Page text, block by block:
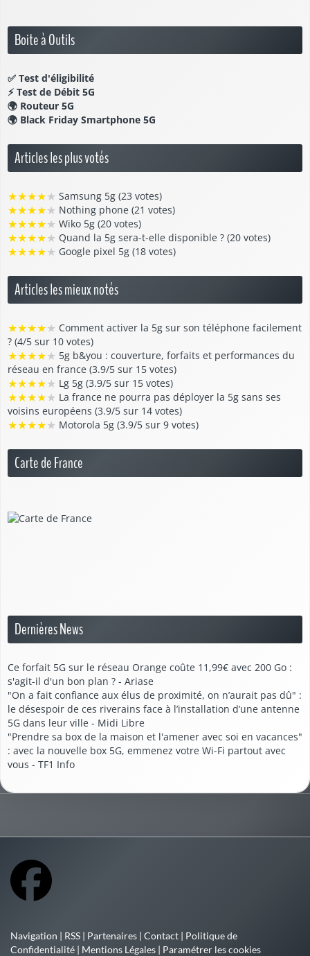
Boite à Outils
✅ Test d'éligibilité
⚡ Test de Débit 5G
🌍 Routeur 5G
🌍 Black Friday Smartphone 5G
Articles les plus votés
★★★★★ Samsung 5g (23 votes)
★★★★★ Nothing phone (21 votes)
★★★★★ Wiko 5g (20 votes)
★★★★★ Quand la 5g sera-t-elle disponible ? (20 votes)
★★★★★ Google pixel 5g (18 votes)
Articles les mieux notés
★★★★★ Comment activer la 5g sur son téléphone facilement
? (4/5 sur 10 votes)
★★★★★ 5g b&you : couverture, forfaits et performances du
réseau en france (3.9/5 sur 15 votes)
★★★★★ Lg 5g (3.9/5 sur 15 votes)
★★★★★ La france ne pourra pas déployer la 5g sans ses
voisins européens (3.9/5 sur 14 votes)
★★★★★ Motorola 5g (3.9/5 sur 9 votes)
Carte de France
Dernières News
Ce forfait 5G sur le réseau Orange coûte 11,99€ avec 200 Go :
s'agit-il d'un bon plan ? - Ariase
"On a fait confiance aux élus de proximité, on n’aurait pas dû" :
le désespoir de ces riverains face à l’installation d’une antenne
5G dans leur ville - Midi Libre
"Prendre sa box de la maison et l'amener avec soi en vacances"
: avec la nouvelle box 5G, emmenez votre Wi-Fi partout avec
vous - TF1 Info
Navigation | RSS | Partenaires | Contact | Politique de
Confidentialité | Mentions Légales | Paramétrer les cookies